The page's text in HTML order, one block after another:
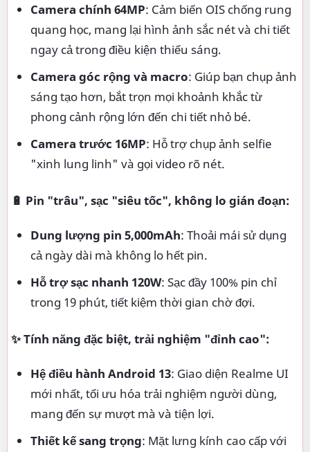
Camera chính 64MP: Cảm biến OIS chống rung
quang học, mang lại hình ảnh sắc nét và chi tiết
ngay cả trong điều kiện thiếu sáng.
Camera góc rộng và macro: Giúp bạn chụp ảnh
sáng tạo hơn, bắt trọn mọi khoảnh khắc từ
phong cảnh rộng lớn đến chi tiết nhỏ bé.
Camera trước 16MP: Hỗ trợ chụp ảnh selfie
"xinh lung linh" và gọi video rõ nét.
🔋 Pin "trâu", sạc "siêu tốc", không lo gián đoạn:
Dung lượng pin 5,000mAh: Thoải mái sử dụng
cả ngày dài mà không lo hết pin.
Hỗ trợ sạc nhanh 120W: Sạc đầy 100% pin chỉ
trong 19 phút, tiết kiệm thời gian chờ đợi.
✨ Tính năng đặc biệt, trải nghiệm "đỉnh cao":
Hệ điều hành Android 13: Giao diện Realme UI
mới nhất, tối ưu hóa trải nghiệm người dùng,
mang đến sự mượt mà và tiện lợi.
Thiết kế sang trọng: Mặt lưng kính cao cấp với